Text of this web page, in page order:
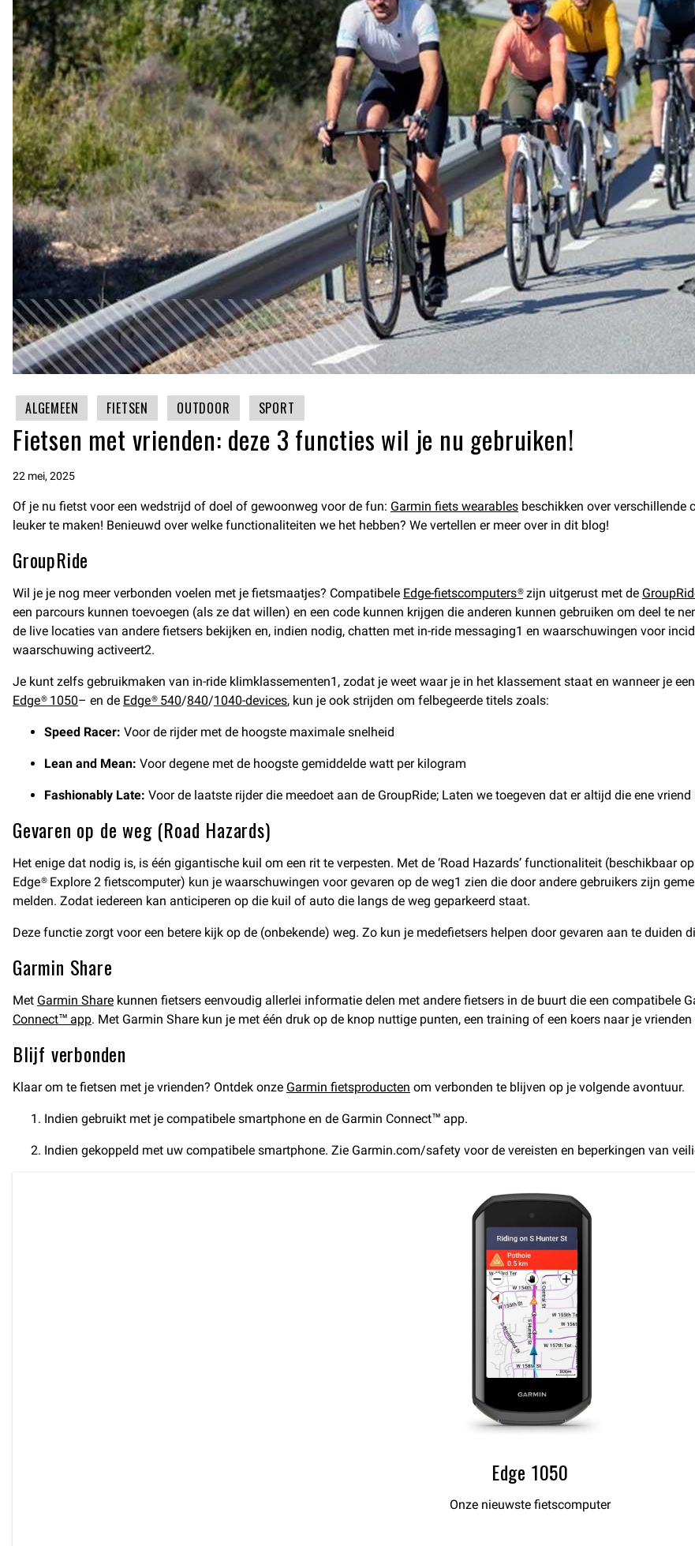
ALGEMEEN FIETSEN OUTDOOR SPORT
Fietsen met vrienden: deze 3 functies wil je nu gebruiken!
22 mei, 2025
Of je nu fietst voor een wedstrijd of doel of gewoonweg voor de fun: Garmin fiets wearables beschikken over
leuker te maken! Benieuwd over welke functionaliteiten we het hebben? We vertellen er meer over in dit blog!
GroupRide
Wil je je nog meer verbonden voelen met je fietsmaatjes? Compatibele Edge-fietscomputers®zijn uitgerust met de
een parcours kunnen toevoegen (als ze dat willen) en een code kunnen krijgen die anderen kunnen gebruiken om deel te
de live locaties van andere fietsers bekijken en, indien nodig, chatten met in-ride messaging1 en waarschuwingen voor
waarschuwing activeert2.
Je kunt zelfs gebruikmaken van in-ride klimklassementen1, zodat je weet waar je in het klassement staat en wanneer je
Edge® 1050– en de Edge® 540/840/1040-devices, kun je ook strijden om felbegeerde titels zoals:
Speed Racer: Voor de rijder met de hoogste maximale snelheid
Lean and Mean: Voor degene met de hoogste gemiddelde watt per kilogram
Fashionably Late: Voor de laatste rijder die meedoet aan de GroupRide; Laten we toegeven dat er altijd die ene
Gevaren op de weg (Road Hazards)
Het enige dat nodig is, is één gigantische kuil om een rit te verpesten. Met de ‘Road Hazards’ functionaliteit (beschikbaar
Edge® Explore 2 fietscomputer) kun je waarschuwingen voor gevaren op de weg1 zien die door andere gebruikers zijn
melden. Zodat iedereen kan anticiperen op die kuil of auto die langs de weg geparkeerd staat.
Deze functie zorgt voor een betere kijk op de (onbekende) weg. Zo kun je medefietsers helpen door gevaren aan te duiden
Garmin Share
Met Garmin Share kunnen fietsers eenvoudig allerlei informatie delen met andere fietsers in de buurt die een compatibele
Connect™ app. Met Garmin Share kun je met één druk op de knop nuttige punten, een training of een koers naar je vrienden
Blijf verbonden
Klaar om te fietsen met je vrienden? Ontdek onze Garmin fietsproducten om verbonden te blijven op je volgende avontuur.
Indien gebruikt met je compatibele smartphone en de Garmin Connect™ app.
Indien gekoppeld met uw compatibele smartphone. Zie Garmin.com/safety voor de vereisten en beperkingen van
Edge 1050
Onze nieuwste fietscomputer